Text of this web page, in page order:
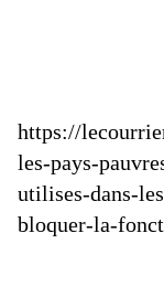
https://
les-pays-
utilises-dans-
bloquer-la-